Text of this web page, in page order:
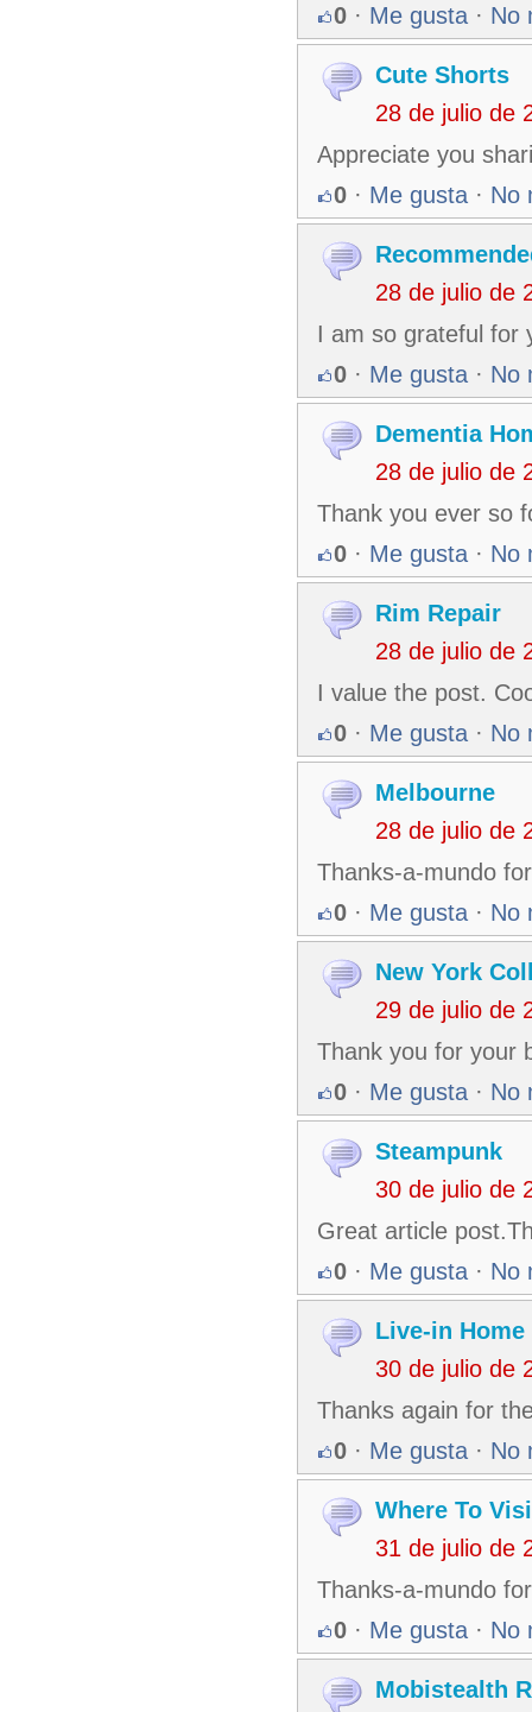
0 · Me gusta · No
Cute Shorts
28 de julio de
Appreciate you
0 · Me gusta · No
28 de julio de
I am so grateful for
0 · Me gusta · No
Dementia
28 de julio de
Thank you ever so
0 · Me gusta · No
Rim Repair
28 de julio de
I value the post.
0 · Me gusta · No
Melbourne
28 de julio de
Thanks-a-mundo
0 · Me gusta · No
New York
29 de julio de
Thank you for your
0 · Me gusta · No
Steampunk
30 de julio de
Great article
0 · Me gusta · No
Live-in Home
30 de julio de
Thanks again for
0 · Me gusta · No
Where To
31 de julio de
Thanks-a-mundo
0 · Me gusta · No
Mobistealth